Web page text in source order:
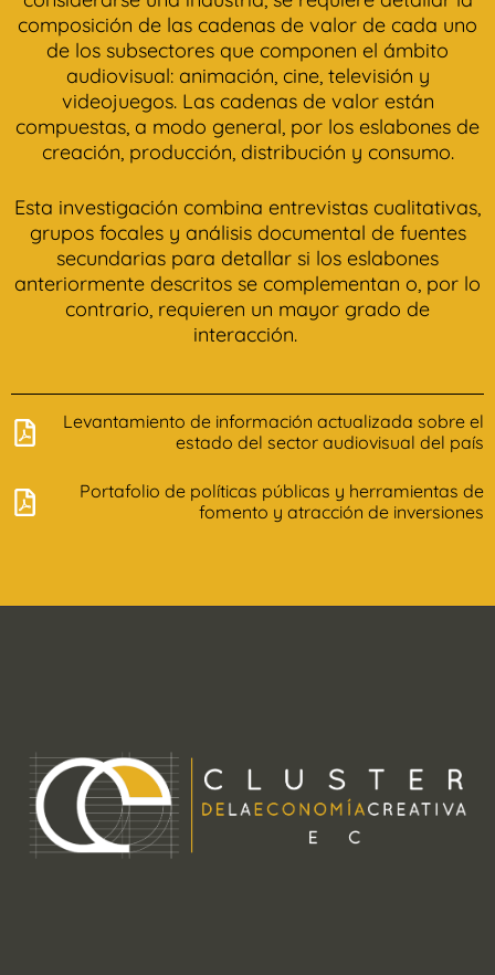
composición de las cadenas de valor de cada uno
de los subsectores que componen el ámbito
audiovisual: animación, cine, televisión y
videojuegos. Las cadenas de valor están
compuestas, a modo general, por los eslabones de
creación, producción, distribución y consumo.
Esta investigación combina entrevistas cualitativas,
grupos focales y análisis documental de fuentes
secundarias para detallar si los eslabones
anteriormente descritos se complementan o, por lo
contrario, requieren un mayor grado de
interacción.
Levantamiento de información actualizada sobre el
estado del sector audiovisual del país
Portafolio de políticas públicas y herramientas de
fomento y atracción de inversiones